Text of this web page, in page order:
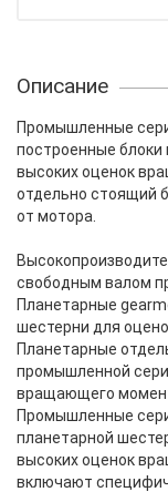
Описание
Промышленные
построенные блоки
высоких оценок
отдельно стоящий
от мотора.
свободным валом
Планетарные
шестерни для
Планетарные
промышленной
вращающего
Промышленные
планетарной
высоких оценок
включают